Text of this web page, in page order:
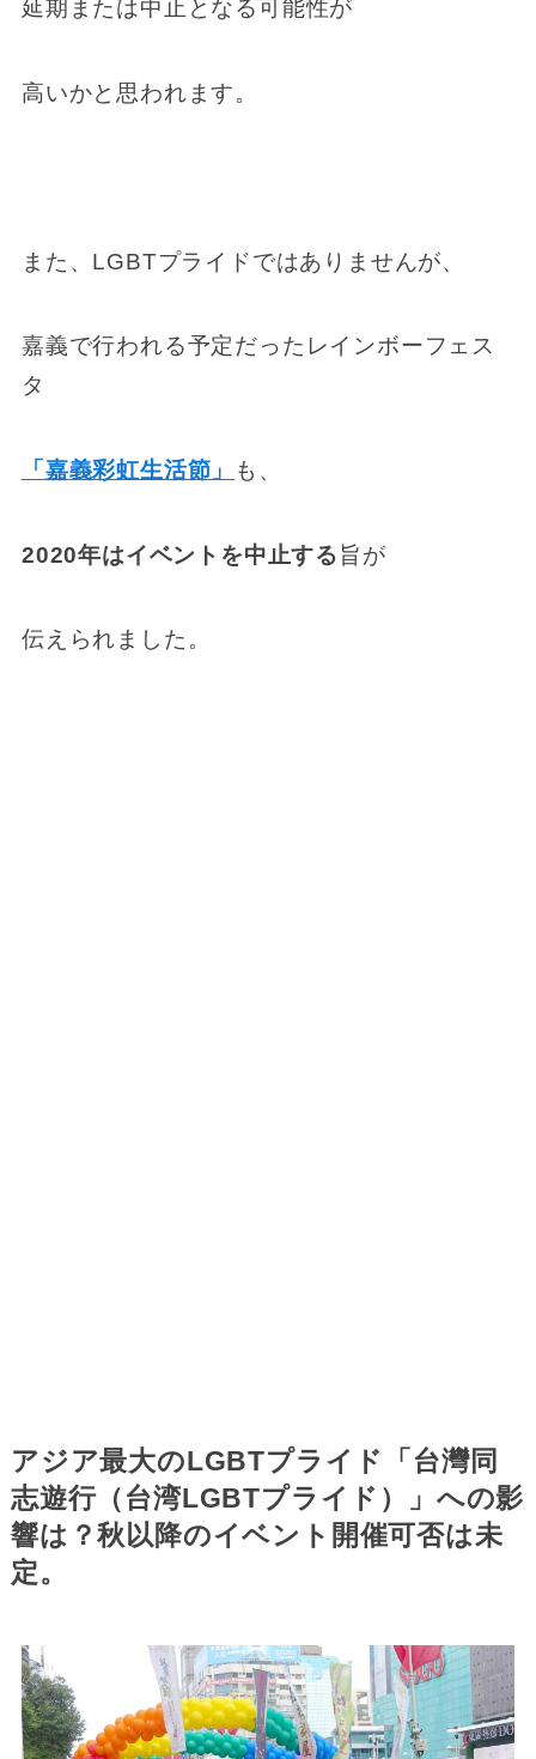
延期または中止となる可能性が
高いかと思われます。
また、LGBTプライドではありませんが、
嘉義で行われる予定だったレインボーフェス
タ
「嘉義彩虹生活節」 も、
2020年はイベントを中止する 旨が
伝えられました。
アジア最大のLGBTプライド「台灣同
志遊行（台湾LGBTプライド）」への影
響は？秋以降のイベント開催可否は未
定。